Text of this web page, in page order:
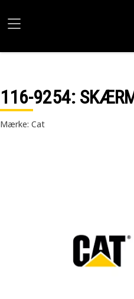
116-9254:
Mærke: Cat